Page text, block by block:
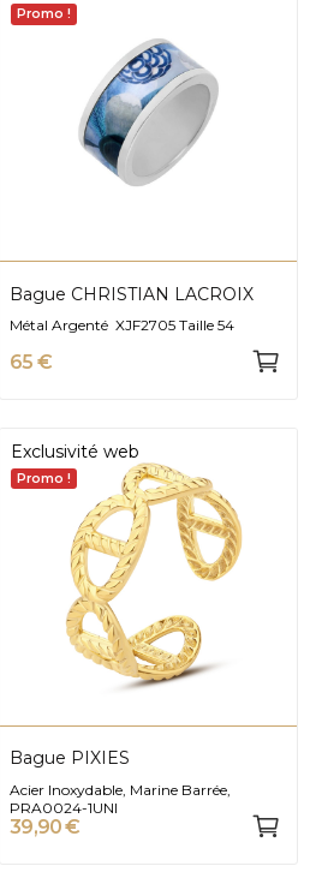
Promo !
Bague CHRISTIAN LACROIX
Métal Argenté XJF2705 Taille 54
65 €
Exclusivité web
Promo !
Bague PIXIES
Acier Inoxydable, Marine Barrée,
PRA0024-1UNI
39,90 €